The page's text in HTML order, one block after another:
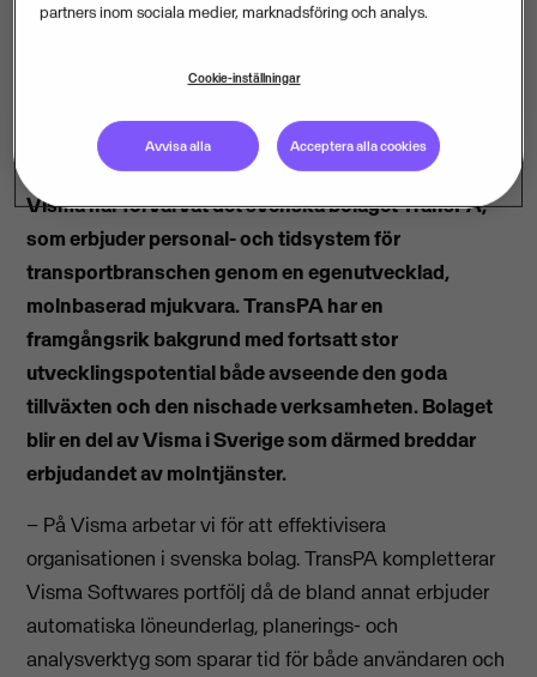
Visma har förvärvat det svenska bolaget TransPA,
som erbjuder personal- och tidsystem för
transportbranschen genom en egenutvecklad,
molnbaserad mjukvara. TransPA har en
framgångsrik bakgrund med fortsatt stor
utvecklingspotential både avseende den goda
tillväxten och den nischade verksamheten. Bolaget
blir en del av Visma i Sverige som därmed breddar
erbjudandet av molntjänster.
– På Visma arbetar vi för att effektivisera
organisationen i svenska bolag. TransPA kompletterar
Visma Softwares portfölj då de bland annat erbjuder
automatiska löneunderlag, planerings- och
analysverktyg som sparar tid för både användaren och
partners inom sociala medier, marknadsföring och analys.
Cookie-inställningar
Avvisa alla Acceptera alla cookies